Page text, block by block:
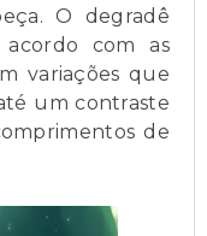
O degradê
com as
variações que
um contraste
de